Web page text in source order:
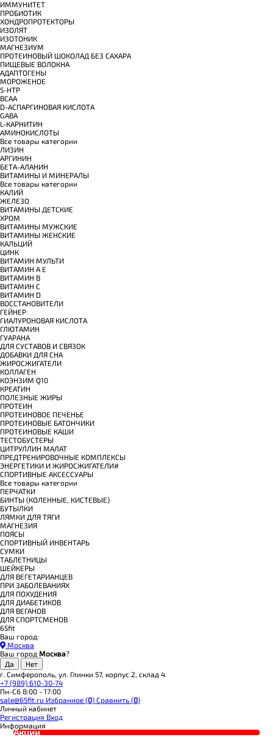
ИММУНИТЕТ
ПРОБИОТИК
ХОНДРОПРОТЕКТОРЫ
ИЗОЛЯТ
ИЗОТОНИК
МАГНЕЗИУМ
ПРОТЕИНОВЫЙ ШОКОЛАД БЕЗ САХАРА
ПИЩЕВЫЕ ВОЛОКНА
АДАПТОГЕНЫ
МОРОЖЕНОЕ
5-HTP
BCAA
D-АСПАРГИНОВАЯ КИСЛОТА
GABA
L-КАРНИТИН
АМИНОКИСЛОТЫ
Все товары категории
ЛИЗИН
АРГИНИН
БЕТА-АЛАНИН
ВИТАМИНЫ И МИНЕРАЛЫ
Все товары категории
КАЛИЙ
ЖЕЛЕЗО
ВИТАМИНЫ ДЕТСКИЕ
ХРОМ
ВИТАМИНЫ МУЖСКИЕ
ВИТАМИНЫ ЖЕНСКИЕ
КАЛЬЦИЙ
ЦИНК
ВИТАМИН МУЛЬТИ
ВИТАМИН A E
ВИТАМИН B
ВИТАМИН C
ВИТАМИН D
ВОССТАНОВИТЕЛИ
ГЕЙНЕР
ГИАЛУРОНОВАЯ КИСЛОТА
ГЛЮТАМИН
ГУАРАНА
ДЛЯ СУСТАВОВ И СВЯЗОК
ДОБАВКИ ДЛЯ СНА
ЖИРОСЖИГАТЕЛИ
КОЛЛАГЕН
КОЭНЗИМ Q10
КРЕАТИН
ПОЛЕЗНЫЕ ЖИРЫ
ПРОТЕИН
ПРОТЕИНОВОЕ ПЕЧЕНЬЕ
ПРОТЕИНОВЫЕ БАТОНЧИКИ
ПРОТЕИНОВЫЕ КАШИ
ТЕСТОБУСТЕРЫ
ЦИТРУЛЛИН МАЛАТ
ПРЕДТРЕНИРОВОЧНЫЕ КОМПЛЕКСЫ
ЭНЕРГЕТИКИ И ЖИРОСЖИГАТЕЛИ#
СПОРТИВНЫЕ АКСЕССУАРЫ
Все товары категории
ПЕРЧАТКИ
БИНТЫ (КОЛЕННЫЕ, КИСТЕВЫЕ)
БУТЫЛКИ
ЛЯМКИ ДЛЯ ТЯГИ
МАГНЕЗИЯ
ПОЯСЫ
СПОРТИВНЫЙ ИНВЕНТАРЬ
СУМКИ
ТАБЛЕТНИЦЫ
ШЕЙКЕРЫ
ДЛЯ ВЕГЕТАРИАНЦЕВ
ПРИ ЗАБОЛЕВАНИЯХ
ДЛЯ ПОХУДЕНИЯ
ДЛЯ ДИАБЕТИКОВ
ДЛЯ ВЕГАНОВ
ДЛЯ СПОРТСМЕНОВ
65fit
Ваш город:
Москва
Ваш город Москва?
г. Симферополь, ул. Глинки 57, корпус 2, склад 4
+7 (989) 610-30-74
Пн-Сб 8:00 - 17:00
sale@65fit.ru Избранное (0) Сравнить (0)
Личный кабинет
Регистрация Вход
Информация
Акции